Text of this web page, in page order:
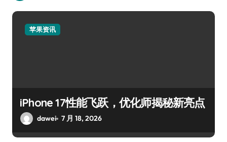
苹果资讯
iPhone 17性能飞跃，优化师揭秘新亮点
dawei 7 月 18, 2026